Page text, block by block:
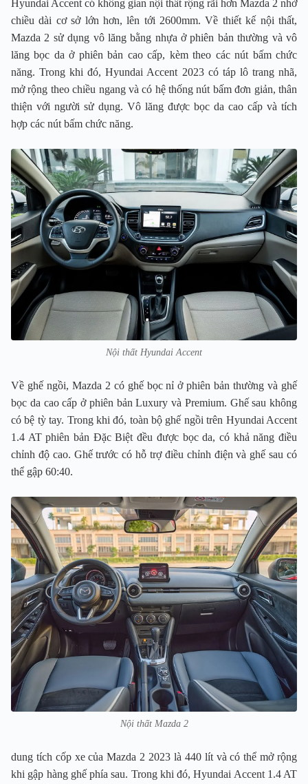
Hyundai Accent có không gian nội thất rộng rãi hơn Mazda 2 nhờ
chiều dài cơ sở lớn hơn, lên tới 2600mm. Về thiết kế nội thất,
Mazda 2 sử dụng vô lăng bằng nhựa ở phiên bản thường và vô
lăng bọc da ở phiên bản cao cấp, kèm theo các nút bấm chức
năng. Trong khi đó, Hyundai Accent 2023 có táp lô trang nhã,
mở rộng theo chiều ngang và có hệ thống nút bấm đơn giản, thân
thiện với người sử dụng. Vô lăng được bọc da cao cấp và tích
hợp các nút bấm chức năng.
Nội thất Hyundai Accent
Về ghế ngồi, Mazda 2 có ghế bọc nỉ ở phiên bản thường và ghế
bọc da cao cấp ở phiên bản Luxury và Premium. Ghế sau không
có bệ tỳ tay. Trong khi đó, toàn bộ ghế ngồi trên Hyundai Accent
1.4 AT phiên bản Đặc Biệt đều được bọc da, có khả năng điều
chỉnh độ cao. Ghế trước có hỗ trợ điều chỉnh điện và ghế sau có
thể gập 60:40.
Nội thất Mazda 2
dung tích cốp xe của Mazda 2 2023 là 440 lít và có thể mở rộng
khi gập hàng ghế phía sau. Trong khi đó, Hyundai Accent 1.4 AT